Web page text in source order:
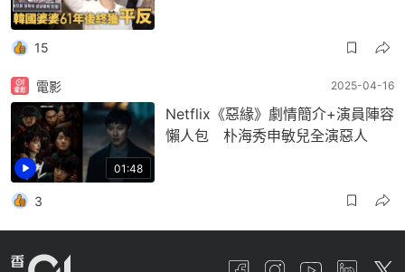
15
01:48
電影 2025-04-16
Netflix《惡緣》劇情簡介+演員陣容
懶人包 朴海秀申敏兒全演惡人
3